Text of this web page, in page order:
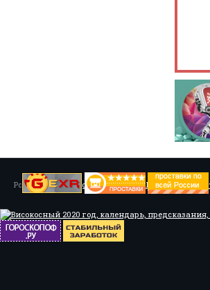
Powered byУстановка системы ABS, Тюнинг/